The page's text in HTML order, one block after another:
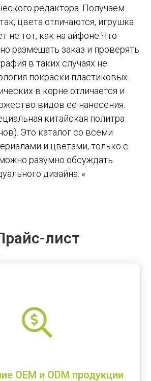
редактора. Получаем
цвета отличаются, игрушка
не тот, как на айфоне.Что
размещать заказ и проверять
в таких случаях не
покраски пластиковых
в корне отличается и
видов ее нанесения.
китайская политра
Это каталог со всеми
и цветами, только с
разумно обсуждать
дизайна. «
лист
OEM и ODM продукции